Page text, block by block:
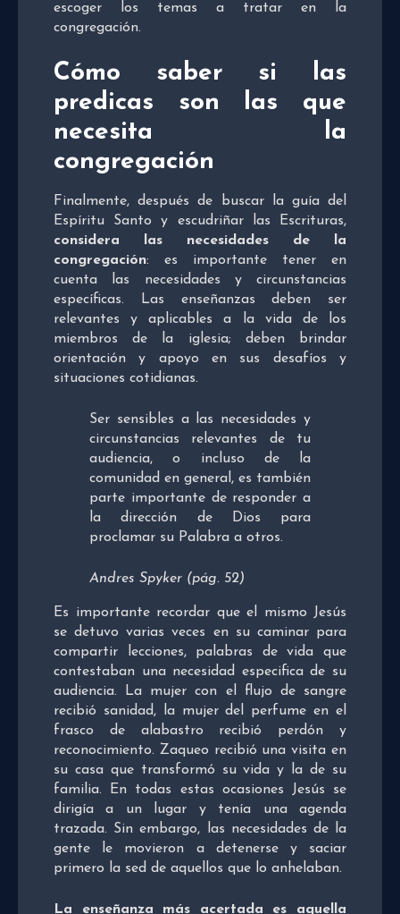
escoger los temas a tratar en la
congregación.
Cómo saber si las
predicas son las que
necesita la
congregación
Finalmente, después de buscar la guía del
Espíritu Santo y escudriñar las Escrituras,
considera las necesidades de la
congregación: es importante tener en
cuenta las necesidades y circunstancias
específicas. Las enseñanzas deben ser
relevantes y aplicables a la vida de los
miembros de la iglesia; deben brindar
orientación y apoyo en sus desafíos y
situaciones cotidianas.
Ser sensibles a las necesidades y
circunstancias relevantes de tu
audiencia, o incluso de la
comunidad en general, es también
parte importante de responder a
la dirección de Dios para
proclamar su Palabra a otros.
Andres Spyker (pág. 52)
Es importante recordar que el mismo Jesús
se detuvo varias veces en su caminar para
compartir lecciones, palabras de vida que
contestaban una necesidad especifica de su
audiencia. La mujer con el flujo de sangre
recibió sanidad, la mujer del perfume en el
frasco de alabastro recibió perdón y
reconocimiento. Zaqueo recibió una visita en
su casa que transformó su vida y la de su
familia. En todas estas ocasiones Jesús se
dirigía a un lugar y tenía una agenda
trazada. Sin embargo, las necesidades de la
gente le movieron a detenerse y saciar
primero la sed de aquellos que lo anhelaban.
La enseñanza más acertada es aquella